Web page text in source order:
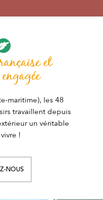
et
maritime), les 48
travaillent depuis
un véritable
!
NOUS